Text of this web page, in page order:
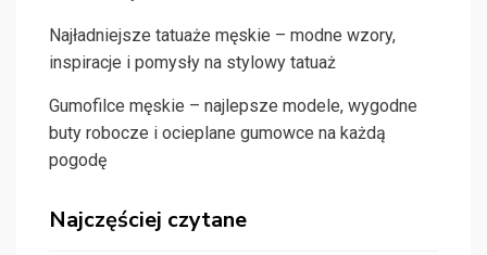
Najładniejsze tatuaże męskie – modne wzory,
inspiracje i pomysły na stylowy tatuaż
Gumofilce męskie – najlepsze modele, wygodne
buty robocze i ocieplane gumowce na każdą
pogodę
Najczęściej czytane